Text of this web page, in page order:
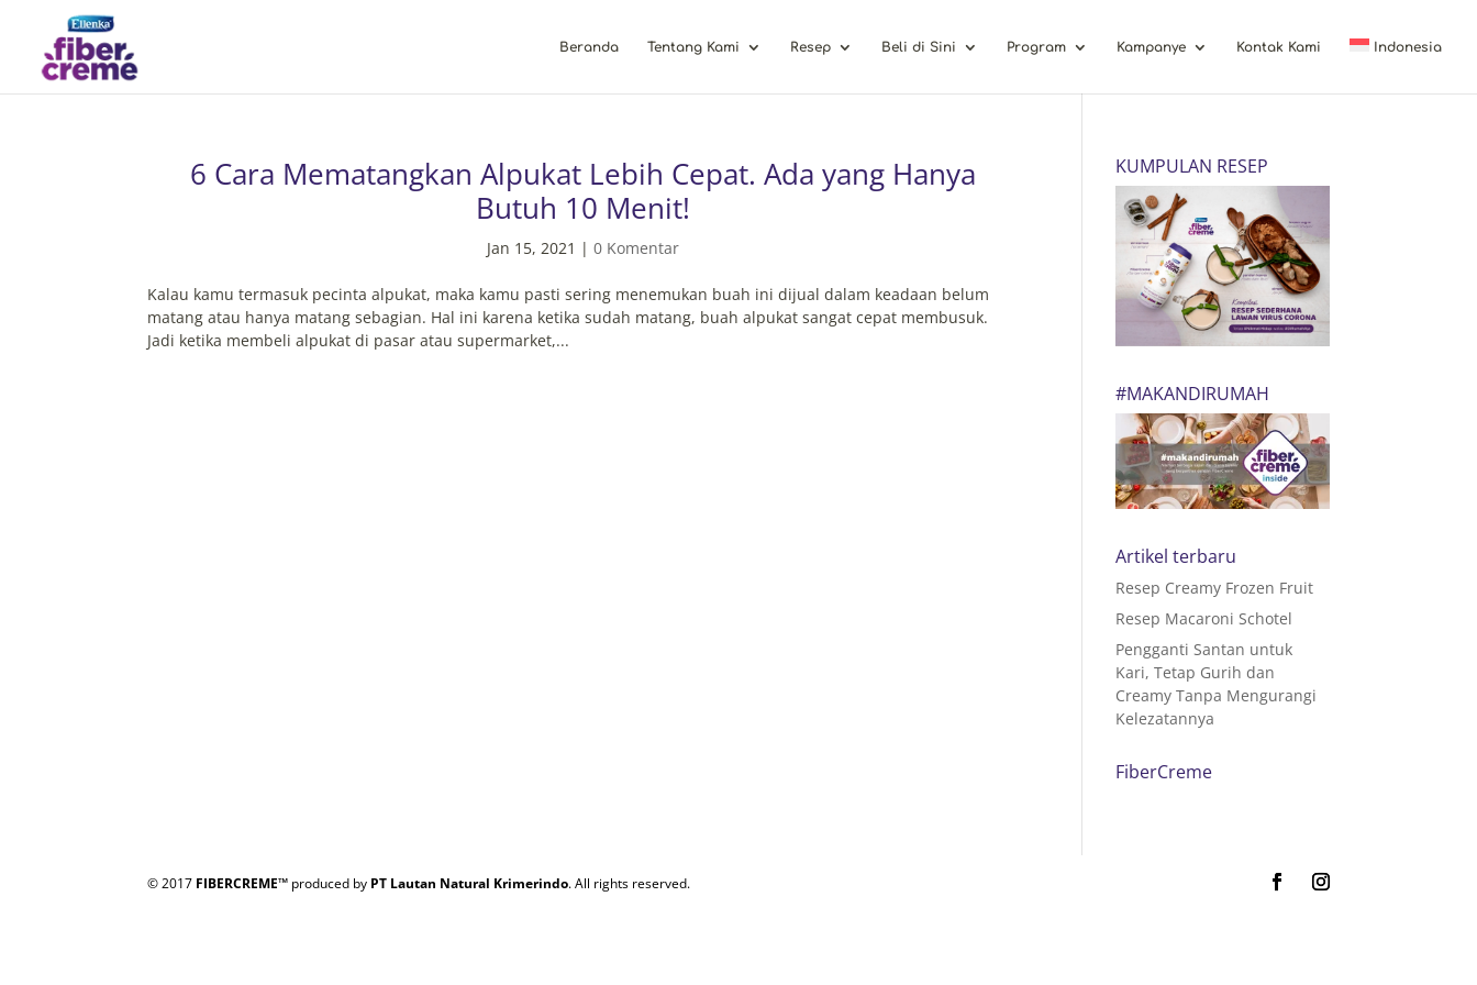
Beranda Tentang Kami Resep Beli di Sini Program Kampanye Kontak Kami Indonesia
6 Cara Mematangkan Alpukat Lebih Cepat. Ada yang Hanya
Butuh 10 Menit!
Jan 15, 2021 | 0 Komentar
Kalau kamu termasuk pecinta alpukat, maka kamu pasti sering menemukan buah ini dijual dalam keadaan belum
matang atau hanya matang sebagian. Hal ini karena ketika sudah matang, buah alpukat sangat cepat membusuk.
Jadi ketika membeli alpukat di pasar atau supermarket,...
KUMPULAN RESEP
#MAKANDIRUMAH
Artikel terbaru
Resep Creamy Frozen Fruit
Resep Macaroni Schotel
Pengganti Santan untuk
Kari, Tetap Gurih dan
Creamy Tanpa Mengurangi
Kelezatannya
FiberCreme
© 2017 FIBERCREME™ produced by PT Lautan Natural Krimerindo. All rights reserved.